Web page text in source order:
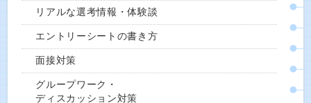
リアルな選考情報・体験談
エントリーシートの書き方
面接対策
グループワーク・
ディスカッション対策